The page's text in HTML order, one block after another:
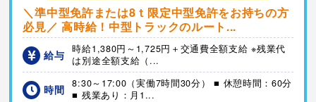
＼準中型免許または8ｔ限定中型免許をお持ちの方
必見／ 高時給！中型トラックのルート...
給与
時給1,380円～1,725円＋交通費全額支給 ※残業代
は別途全額支給（...
時間
8:30～17:00（実働7時間30分） ■ 休憩時間：60分
■ 残業あり：月1...